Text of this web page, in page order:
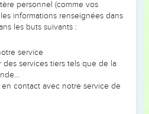
jusqu'à l'âme ; l'abîme m'a
entouré ma tête.
pour toujours. Mais tu as fait
Éternel, mon Dieu !
en moi, je me suis souvenu de
jusqu'à toi, dans le
personnel (comme vos
informations renseignées dans
les buts suivants :
service
services tiers tels que de la
contact avec notre service de